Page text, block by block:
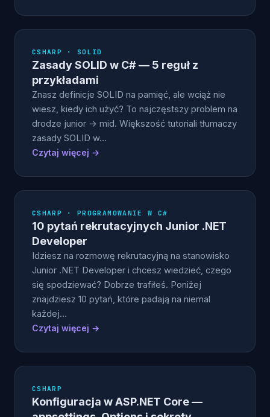
CSHARP · SOLID
Zasady SOLID w C# — 5 reguł z
przykładami
Znasz definicje SOLID na pamięć, ale wciąż nie
wiesz, kiedy ich użyć? To najczęstszy problem na
drodze junior → mid. Większość tutoriali tłumaczy
zasady SOLID w…
Czytaj więcej →
CSHARP · PROGRAMOWANIE W C#
10 pytań rekrutacyjnych Junior .NET
Developer
Idziesz na rozmowę rekrutacyjną na stanowisko
Junior .NET Developer i chcesz wiedzieć, czego
się spodziewać? Dobrze trafiłeś. Poniżej
znajdziesz 10 pytań, które padają na niemal
każdej…
Czytaj więcej →
CSHARP
Konfiguracja w ASP.NET Core —